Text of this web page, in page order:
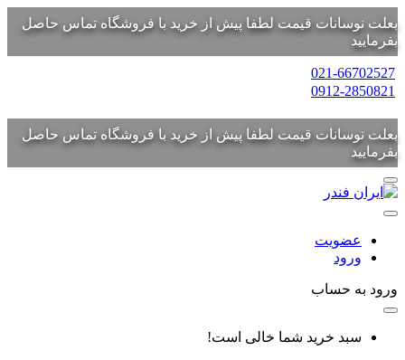
بعلت نوسانات قیمت لطفا پیش از خرید با فروشگاه تماس حاصل
بفرمایید
021-66702527
0912-2850821
بعلت نوسانات قیمت لطفا پیش از خرید با فروشگاه تماس حاصل
بفرمایید
عضویت
ورود
ورود به حساب
سبد خرید شما خالی است!